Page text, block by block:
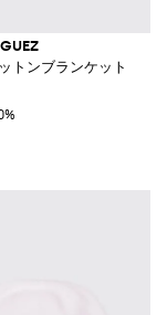
トンブランケット